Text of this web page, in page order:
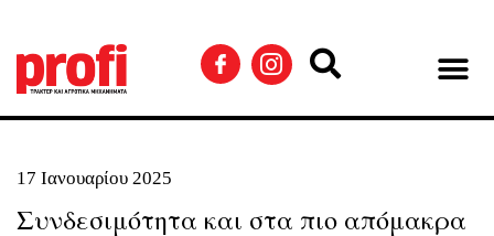
17 Ιανουαρίου 2025
Συνδεσιμότητα και στα πιο απόμακρα